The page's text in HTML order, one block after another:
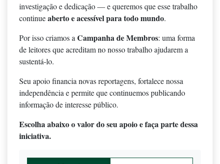
investigação e dedicação — e queremos que esse trabalho
continueaberto e acessível para todo mundo.
Por isso criamos a Campanha de Membros: uma forma
de leitores que acreditam no nosso trabalho ajudarem a
sustentá-lo.
Seu apoio financia novas reportagens, fortalece nossa
independência e permite que continuemos publicando
informação de interesse público.
Escolha abaixo o valor do seu apoio e faça parte dessa
iniciativa.